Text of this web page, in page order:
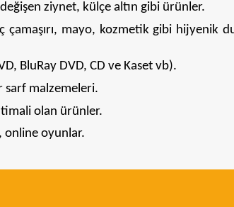
ziynet, külçe altın gibi ürünler.
mayo, kozmetik gibi hijyenik
BluRay DVD, CD ve Kaset vb).
sarf malzemeleri.
olan ürünler.
oyunlar.